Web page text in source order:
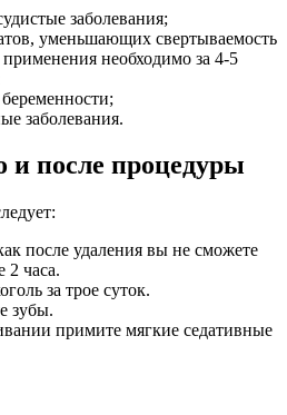
заболевания;
уменьшающих свертываемость
необходимо за 4-5
заболевания.
и после процедуры
после удаления вы не сможете
часа.
за трое суток.
зубы.
примите мягкие седативные